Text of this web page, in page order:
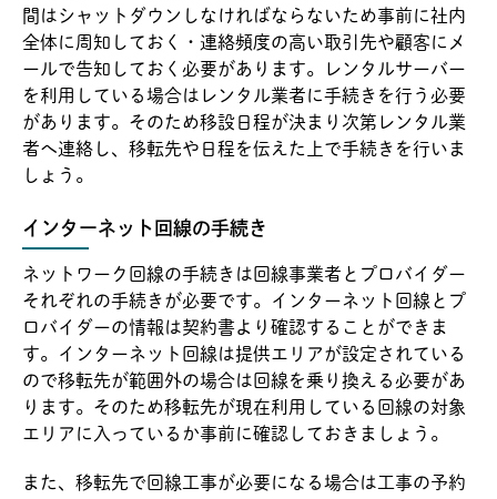
間はシャットダウンしなければならないため事前に社内
全体に周知しておく・連絡頻度の高い取引先や顧客にメ
ールで告知しておく必要があります。レンタルサーバー
を利用している場合はレンタル業者に手続きを行う必要
があります。そのため移設日程が決まり次第レンタル業
者へ連絡し、移転先や日程を伝えた上で手続きを行いま
しょう。
インターネット回線の手続き
ネットワーク回線の手続きは回線事業者とプロバイダー
それぞれの手続きが必要です。インターネット回線とプ
ロバイダーの情報は契約書より確認することができま
す。インターネット回線は提供エリアが設定されている
ので移転先が範囲外の場合は回線を乗り換える必要があ
ります。そのため移転先が現在利用している回線の対象
エリアに入っているか事前に確認しておきましょう。
また、移転先で回線工事が必要になる場合は工事の予約